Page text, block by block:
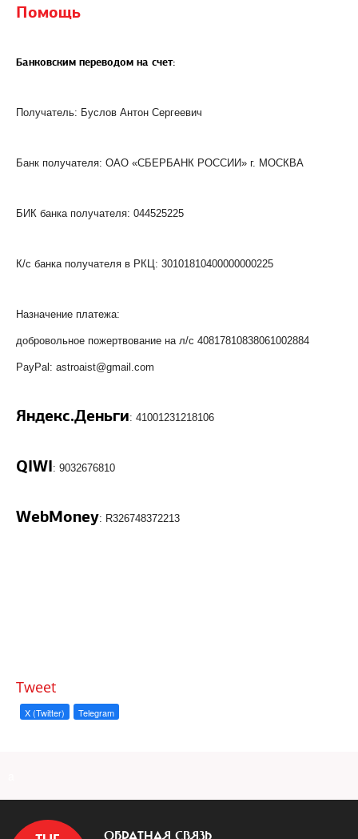
Помощь
Банковским переводом на счет:
Получатель: Буслов Антон Сергеевич
Банк получателя: ОАО «СБЕРБАНК РОССИИ» г. МОСКВА
БИК банка получателя: 044525225
К/с банка получателя в РКЦ: 30101810400000000225
Назначение платежа:
добровольное пожертвование на л/с 40817810838061002884
PayPal: astroaist@gmail.com
Яндекс.Деньги: 41001231218106
QIWI: 9032676810
WebMoney: R326748372213
Tweet
X (Twitter) Telegram
ОБРАТНАЯ СВЯЗЬ